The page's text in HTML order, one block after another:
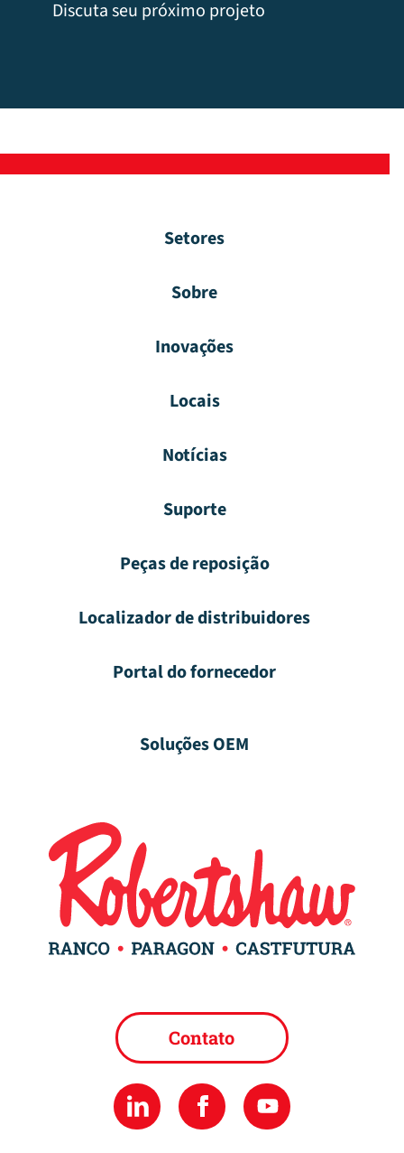
Discuta seu próximo projeto
Setores
Sobre
Inovações
Locais
Notícias
Suporte
Peças de reposição
Localizador de distribuidores
Portal do fornecedor
Soluções OEM
Contato